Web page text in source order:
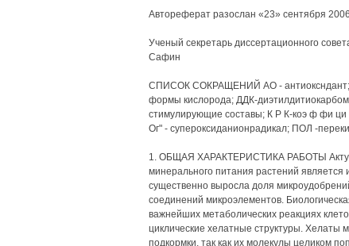
Автореферат разослан «23» сентября 2006
Ученый секретарь диссертационного
Сафин
СПИСОК СОКРАЩЕНИЙ АО - антиоксндант;
формы кислорода; ДДК-
стимулирующие составы; К Р К-коэ ф фи
Ог" - супероксиданионрадикал; ПОЛ -
1. ОБЩАЯ ХАРАКТЕРИСТИКА РАБОТЫ
минерального питания растений
существенно выросла доля
соединений микроэлементов.
важнейших метаболических реакциях
циклические хелатные структуры. Хелаты
подкормки, так как их молекулы целиком